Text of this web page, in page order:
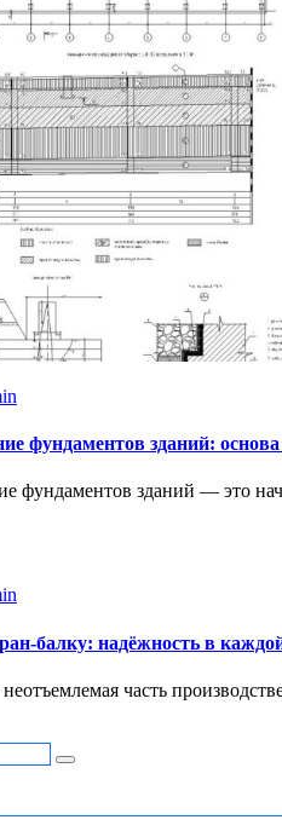
фундаментов зданий:
фундаментов зданий — это
балку: надёжность в
часть